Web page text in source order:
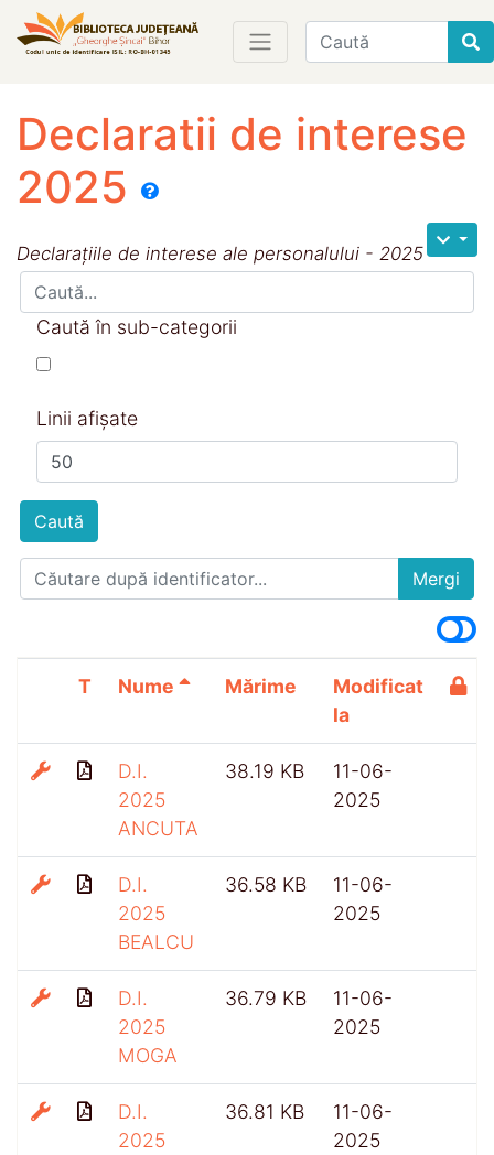
Find
Declaratii de interese
2025
Declarațiile de interese ale personalului - 2025
Caută în sub-categorii
Linii afișate
Caută
Mergi
T Nume Mărime
Modificat
la
D.I.
2025
ANCUTA
38.19 KB
11-06-
2025
D.I.
2025
BEALCU
36.58 KB
11-06-
2025
D.I.
2025
MOGA
36.79 KB
11-06-
2025
D.I.
2025
36.81 KB
11-06-
2025